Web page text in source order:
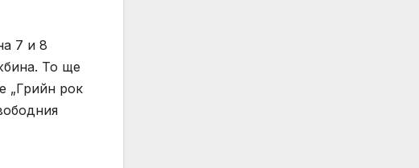
7 и 8
То ще
„Грийн рок